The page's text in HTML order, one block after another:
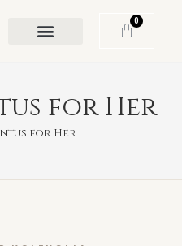
0
for Her
for Her